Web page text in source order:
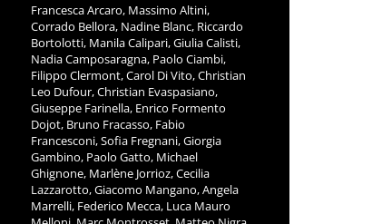
Francesca Arcaro, Massimo Altini,
Corrado Bellora, Nadine Blanc, Riccardo
Bortolotti, Manila Calipari, Giulia Calisti,
Nadia Camposaragna, Paolo Ciambi,
Filippo Clermont, Carol Di Vito, Christian
Leo Dufour, Christian Evaspasiano,
Giuseppe Farinella, Enrico Formento
Dojot, Bruno Fracasso, Fabio
Francesconi, Sofia Fregnani, Giorgia
Gambino, Paolo Gatto, Michael
Ghignone, Marlène Jorrioz, Cecilia
Lazzarotto, Giacomo Mangano, Angela
Marrelli, Federico Mecca, Luca Mauro